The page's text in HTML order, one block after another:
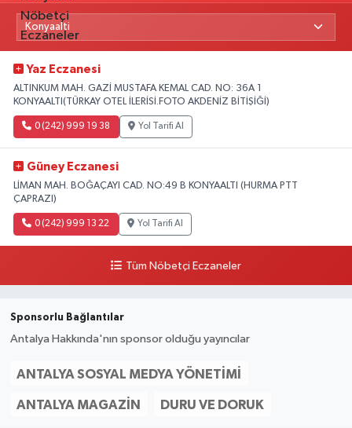
Yaz Eczanesi
ALTINKUM MAH. GAZİ MUSTAFA KEMAL CAD. NO: 36A 1
KONYAALTI(TÜRKAY OTEL İLERİSİ.FOTO AKDENİZ BİTİŞİĞİ)
0 (242) 999 19 38 Yol Tarifi Al
Güney Eczanesi
LİMAN MAH. BOĞAÇAYI CAD. NO:49 B KONYAALTI (HURMA PTT
ÇAPRAZI)
0 (242) 999 13 22 Yol Tarifi Al
Tüm Nöbetçi Eczaneler
Sponsorlu Bağlantılar
Antalya Hakkında'nın sponsor olduğu yayıncılar
ANTALYA SOSYAL MEDYA YÖNETIMI
ANTALYA MAGAZIN DURU VE DORUK